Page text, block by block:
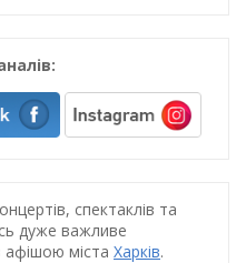
спектаклів та
дуже важливе
міста Харків.